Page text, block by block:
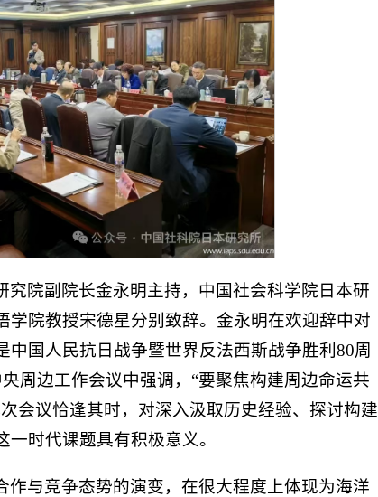
究院副院长金永明主持，中国社会科学院日本研
学院教授宋德星分别致辞。金永明在欢迎辞中对
国人民抗日战争暨世界反法西斯战争胜利80周
周边工作会议中强调，“要聚焦构建周边命运共
会议恰逢其时，对深入汲取历史经验、探讨构建
时代课题具有积极意义。
作与竞争态势的演变，在很大程度上体现为海洋